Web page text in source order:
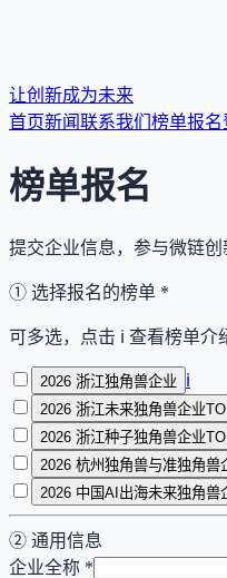
让创新成为未来
首页新闻联系我们 榜单报名
榜单报名
提交企业信息，参与微链
① 选择报名的榜单 *
可多选，点击 ℹ 查看榜单介
2026 浙江独角兽企业 ℹ
2026 浙江未来独角兽企业
2026 浙江种子独角兽企业
2026 杭州独角兽与准独角兽
2026 中国AI出海未来独角兽
② 通用信息
企业全称 *